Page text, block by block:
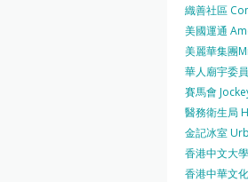
織善社區
美國運通
美麗華集團
華人廟宇委
賽馬會
醫務衛生局
金記冰室
香港中文大
香港中華文